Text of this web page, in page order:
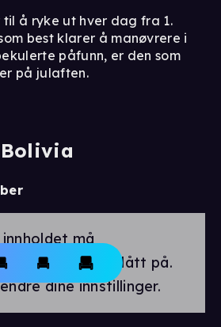
til å ryke ut hver dag fra 1.
best klarer å manøvrere i
påfunn, er den som
på julaften.
må
cookies være slått på.
dine innstillinger.